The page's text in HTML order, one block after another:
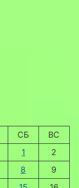
СБ
ВС
1
2
8
9